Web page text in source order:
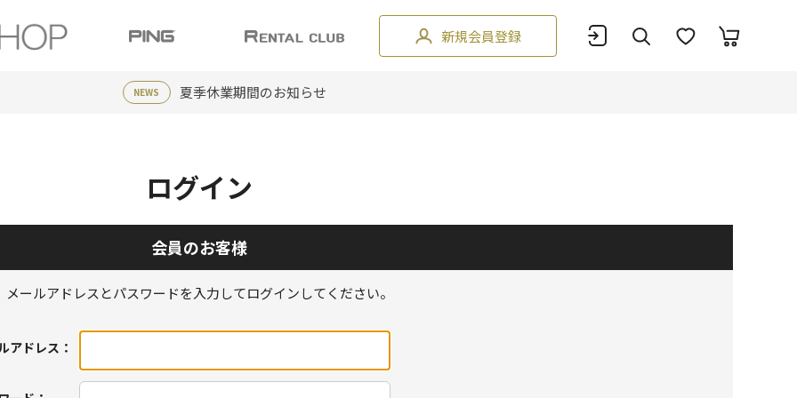
新規会員登録
NEWS 夏季休業期間のお知らせ
ログイン
会員のお客様
メールアドレスとパスワードを入力してログインしてください。
アドレス：